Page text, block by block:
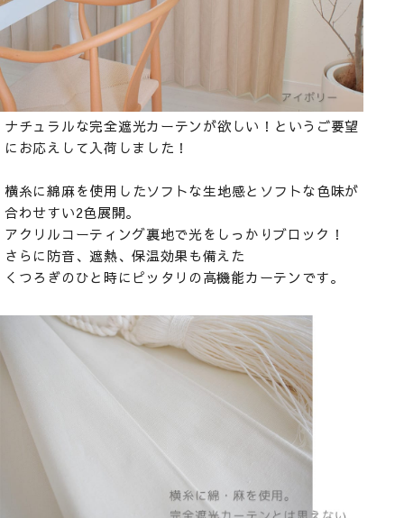
ナチュラルな完全遮光カーテンが欲しい！というご要望
にお応えして入荷しました！
横糸に綿麻を使用したソフトな生地感とソフトな色味が
合わせすい2色展開。
アクリルコーティング裏地で光をしっかりブロック！
さらに防音、遮熱、保温効果も備えた
くつろぎのひと時にピッタリの高機能カーテンです。